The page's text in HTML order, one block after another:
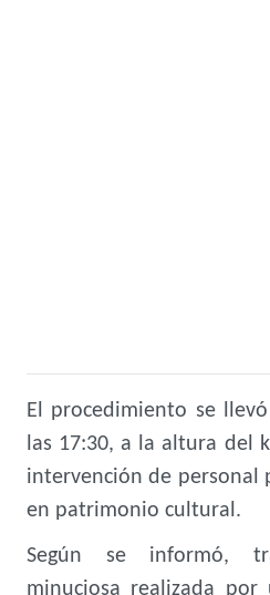
El procedimiento se
las 17:30, a la altura del
intervención de personal
en patrimonio cultural.
Según se informó,
minuciosa realizada